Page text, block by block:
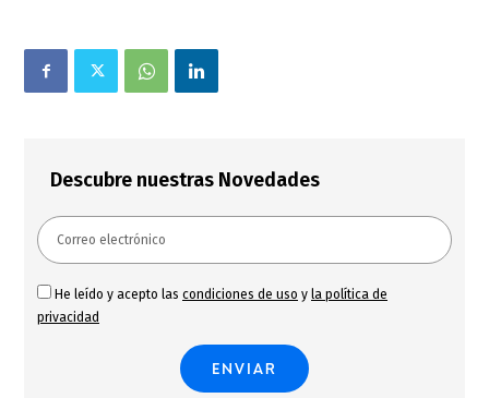
Descubre nuestras Novedades
He leído y acepto las condiciones de uso y la política de
privacidad